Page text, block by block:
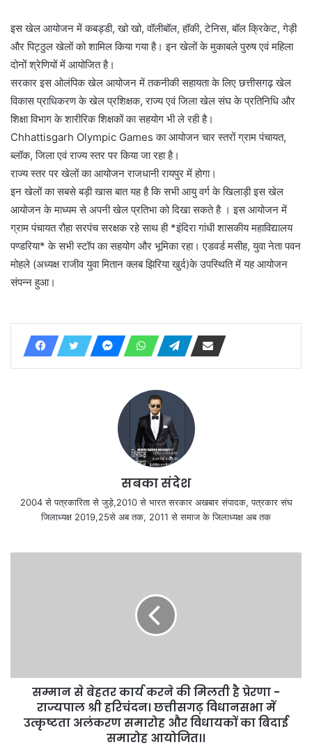
इस खेल आयोजन में कबड्डी, खो खो, वॉलीबॉल, हॉकी, टेनिस, बॉल क्रिकेट, गेड़ी
और पिट्ठुल खेलों को शामिल किया गया है। इन खेलों के मुकाबले पुरुष एवं महिला
दोनों श्रेणियों में आयोजित है।
सरकार इस ओलंपिक खेल आयोजन में तकनीकी सहायता के लिए छत्तीसगढ़ खेल
विकास प्राधिकरण के खेल प्रशिक्षक, राज्य एवं जिला खेल संघ के प्रतिनिधि और
शिक्षा विभाग के शारीरिक शिक्षकों का सहयोग भी ले रही है।
Chhattisgarh Olympic Games का आयोजन चार स्तरों ग्राम पंचायत,
ब्लॉक, जिला एवं राज्य स्तर पर किया जा रहा है।
राज्य स्तर पर खेलों का आयोजन राजधानी रायपुर में होगा।
इन खेलों का सबसे बड़ी खास बात यह है कि सभी आयु वर्ग के खिलाड़ी इस खेल
आयोजन के माध्यम से अपनी खेल प्रतिभा को दिखा सकते है । इस आयोजन में
ग्राम पंचायत रौहा सरपंच सरक्षक रहे साथ ही *इंदिरा गांधी शासकीय महाविद्यालय
पण्डरिया* के सभी स्टॉप का सहयोग और भूमिका रहा। एडवर्ड मसीह, युवा नेता पवन
मोहले (अध्यक्ष राजीव युवा मितान क्लब झिरिया खुर्द)के उपस्थिति में यह आयोजन
संपन्न हुआ।
सबका संदेश
2004 से पत्रकारिता से जुड़े,2010 से भारत सरकार अखबार संपादक, पत्रकार संघ
जिलाध्यक्ष 2019,25से अब तक, 2011 से समाज के जिलाध्यक्ष अब तक
सम्मान से बेहतर कार्य करने की मिलती है प्रेरणा -
राज्यपाल श्री हरिचंदन। छत्तीसगढ़ विधानसभा में
उत्कृष्टता अलंकरण समारोह और विधायकों का बिदाई
समारोह आयोजित।।